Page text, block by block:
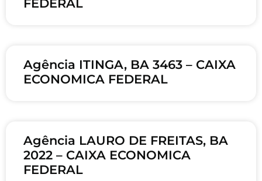
FEDERAL
Agência ITINGA, BA 3463 – CAIXA
ECONOMICA FEDERAL
Agência LAURO DE FREITAS, BA
2022 – CAIXA ECONOMICA
FEDERAL